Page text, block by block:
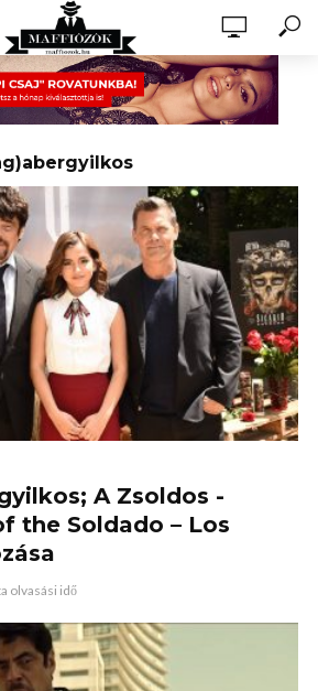
A Zsoldos -
the Soldado – Los
olvasási idő